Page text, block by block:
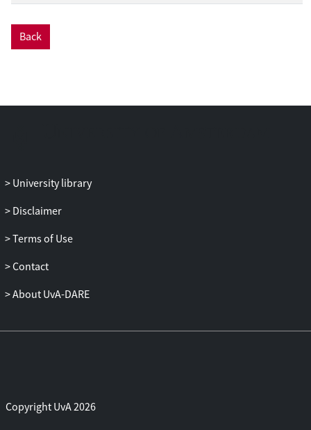
Back
University library
Disclaimer
Terms of Use
Contact
About UvA-DARE
Copyright UvA 2026